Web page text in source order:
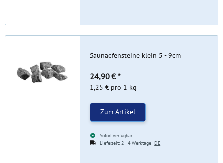
Saunaofensteine klein 5 - 9cm
24,90 € *
1,25 € pro 1 kg
Zum Artikel
Sofort verfügbar
Lieferzeit: 2 - 4 WerktageDE